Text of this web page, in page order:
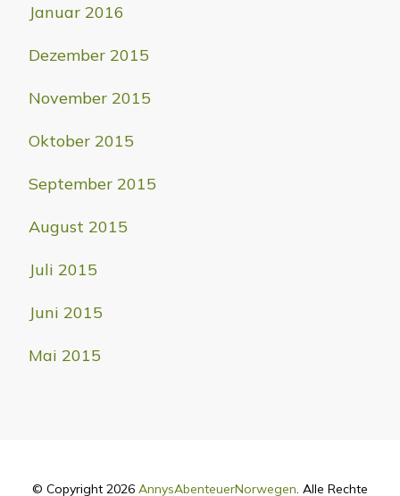
Januar 2016
Dezember 2015
November 2015
Oktober 2015
September 2015
August 2015
Juli 2015
Juni 2015
Mai 2015
© Copyright 2026 AnnysAbenteuerNorwegen. Alle Rechte